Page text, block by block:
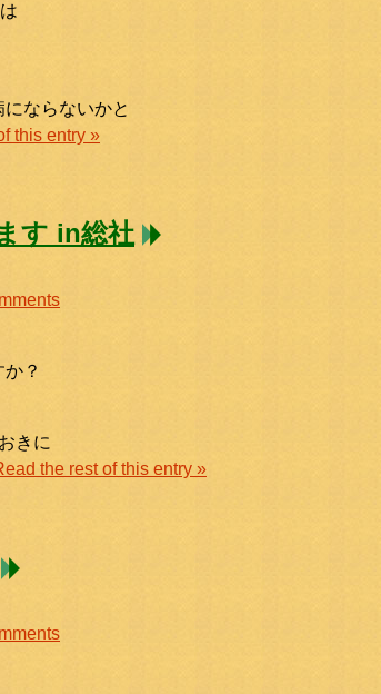
ならないかと
this entry »
す in総社
？
きに
the rest of this entry »